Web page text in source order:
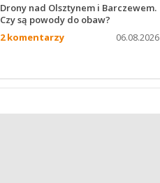
Drony nad Olsztynem i Barczewem.
Czy są powody do obaw?
2 komentarzy
06.08.2026